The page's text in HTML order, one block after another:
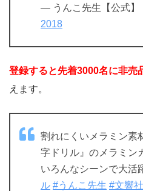
— うんこ先生【公式】
2018
登録すると先着3000名に非売
えます。
割れにくいメラミン素
字ドリル』のメラミン
いろんなシーンで大活
ル #うんこ先生 #文響社